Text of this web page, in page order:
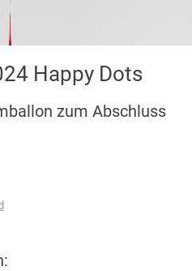
Happy Dots
zum Abschluss